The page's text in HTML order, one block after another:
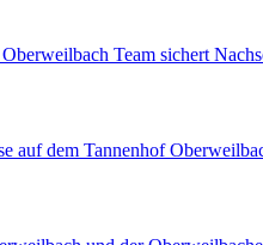
Team sichert
auf dem Tannenhof